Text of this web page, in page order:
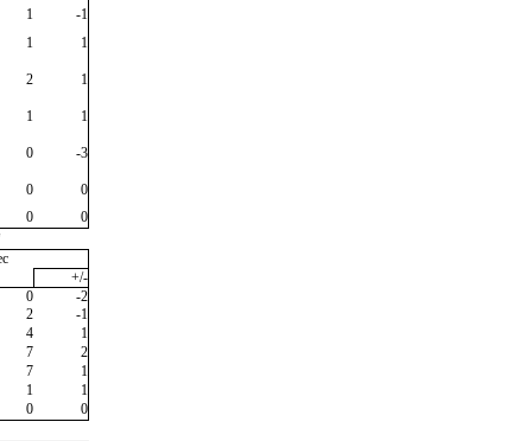
1
-1
1
1
2
1
1
1
0
-3
0
0
0
0
+/-
0
-2
2
-1
4
1
7
2
7
1
1
1
0
0